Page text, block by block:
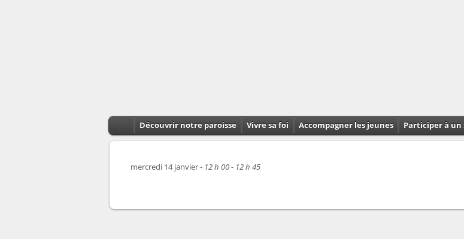
Découvrir notre paroisse Vivre sa foi Accompagner les jeunes Participer à un
mercredi 14 janvier - 12 h 00 - 12 h 45